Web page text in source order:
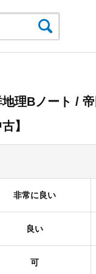
理Bノート /
】
非常に良い
良い
可